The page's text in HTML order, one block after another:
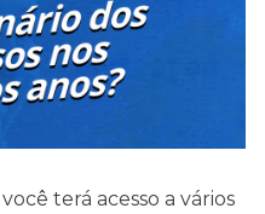
terá acesso a vários